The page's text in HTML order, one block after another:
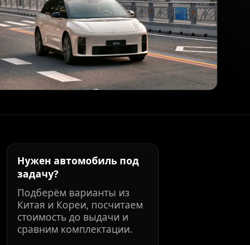
Нужен автомобиль под
задачу?
Подберём варианты из
Китая и Кореи, посчитаем
стоимость до выдачи и
сравним комплектации.